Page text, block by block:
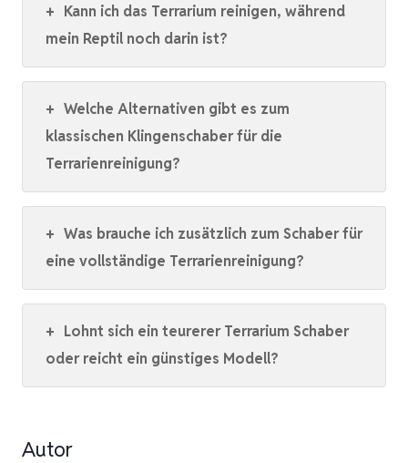
+ Kann ich das Terrarium reinigen, während
mein Reptil noch darin ist?
+ Welche Alternativen gibt es zum
klassischen Klingenschaber für die
Terrarienreinigung?
+ Was brauche ich zusätzlich zum Schaber für
eine vollständige Terrarienreinigung?
+ Lohnt sich ein teurerer Terrarium Schaber
oder reicht ein günstiges Modell?
Autor